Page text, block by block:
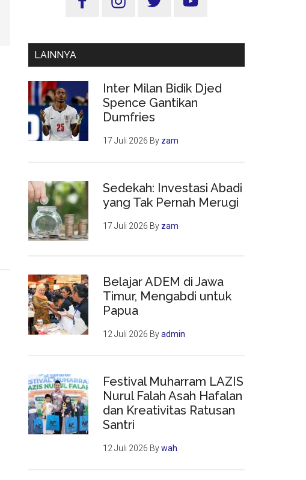
Utama
LAINNYA
Inter Milan Bidik Djed
Spence Gantikan
Dumfries
17 Juli 2026 By zam
Sedekah: Investasi Abadi
yang Tak Pernah Merugi
17 Juli 2026 By zam
Belajar ADEM di Jawa
Timur, Mengabdi untuk
Papua
12 Juli 2026 Byadmin
Festival Muharram LAZIS
Nurul Falah Asah Hafalan
dan Kreativitas Ratusan
Santri
12 Juli 2026 Bywah